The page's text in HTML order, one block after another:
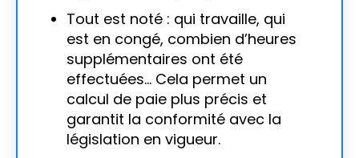
Tout est noté : qui travaille, qui
est en congé, combien d’heures
supplémentaires ont été
effectuées… Cela permet un
calcul de paie plus précis et
garantit la conformité avec la
législation en vigueur.